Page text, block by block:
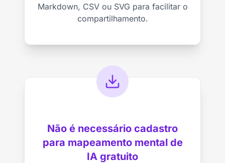
Markdown, CSV ou SVG para facilitar o
compartilhamento.
Não é necessário cadastro
para mapeamento mental de
IA gratuito